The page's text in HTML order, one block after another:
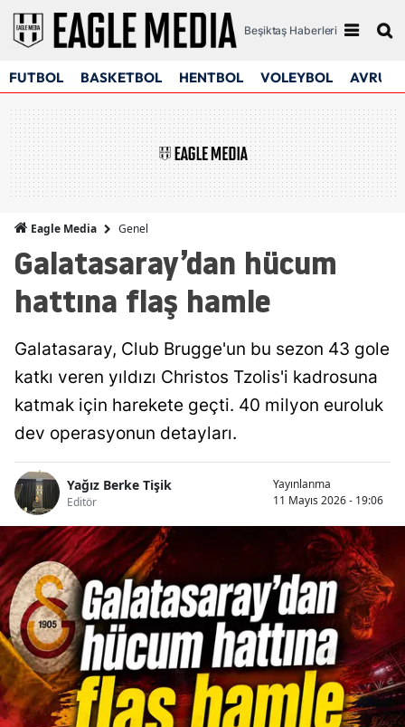
Beşiktaş Haberleri
FUTBOL BASKETBOL HENTBOL VOLEYBOL
Eagle Media Genel
Galatasaray’dan hücum
hattına flaş hamle
Galatasaray, Club Brugge'un bu sezon 43 gole
katkı veren yıldızı Christos Tzolis'i kadrosuna
katmak için harekete geçti. 40 milyon euroluk
dev operasyonun detayları.
Yağız Berke Tişik
Editör
Yayınlanma
11 Mayıs 2026 - 19:06